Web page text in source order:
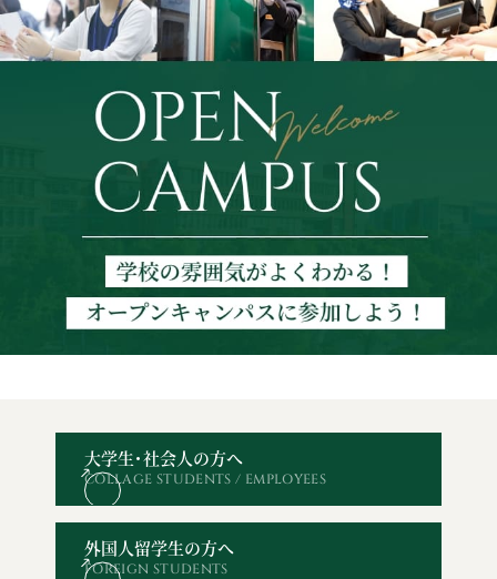
資料請求 オープン
大学生・社会人の方へ
COLLAGE STUDENTS / EMPLOYEES
外国人留学生の方へ
FOREIGN STUDENTS